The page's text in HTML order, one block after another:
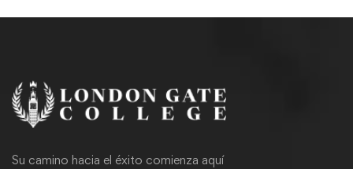
Su camino hacia el éxito comienza aquí